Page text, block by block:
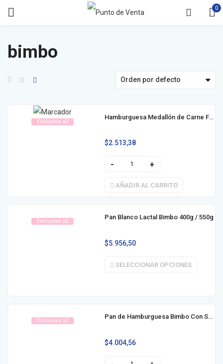
0
bimbo
Orden por defecto
Exclusivo x3
Hamburguesa Medallón de Carne Fela 2u
$2.513,38
AÑADIR AL CARRITO
Exclusivo x2
Pan Blanco Lactal Bimbo 400g / 550g
$5.956,50
SELECCIONAR OPCIONES
Exclusivo x2
Pan de Hamburguesa Bimbo Con Sésamo 4u 210g
$4.004,56